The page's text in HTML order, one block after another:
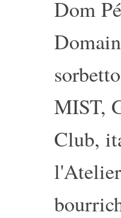
Dom
sorbetto
MIST,
Club,